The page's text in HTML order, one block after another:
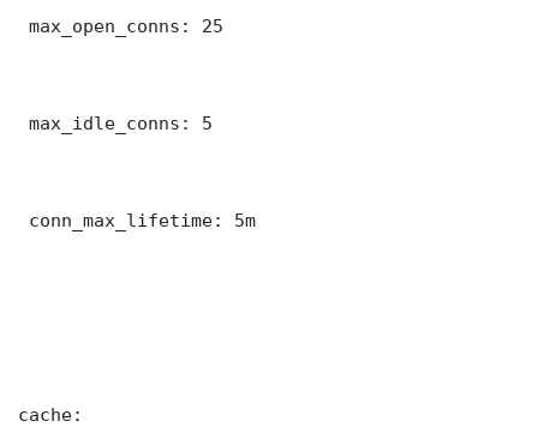
max_open_conns: 25
max_idle_conns: 5
conn_max_lifetime: 5m
cache: